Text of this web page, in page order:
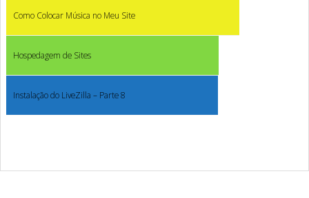
Como Colocar Música no Meu Site
Hospedagem de Sites
Instalação do LiveZilla – Parte 8